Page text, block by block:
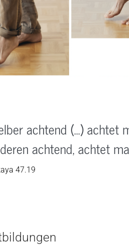
achtend (...) achtet
achtend, achtet
47.19